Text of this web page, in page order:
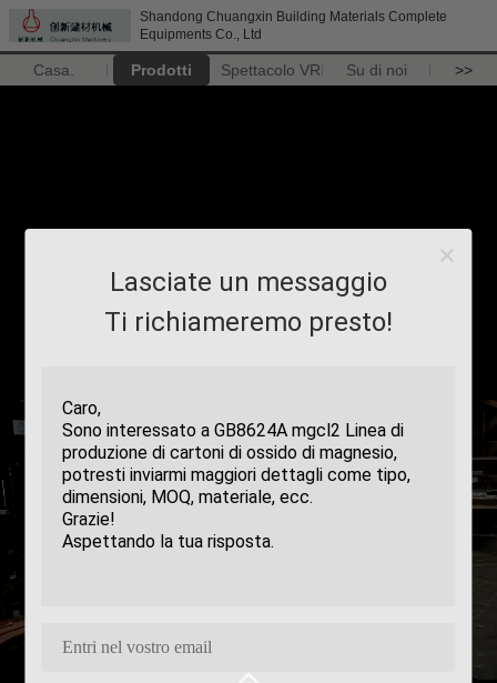
Shandong Chuangxin Building Materials Complete
Equipments Co., Ltd
Casa. Prodotti Spettacolo VR Su di noi >>
Lasciate un messaggio
Ti richiameremo presto!